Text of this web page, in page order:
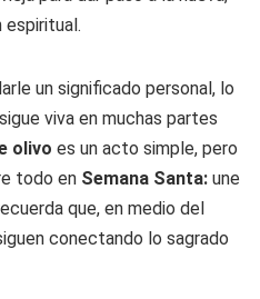
espiritual.
un significado personal, lo
viva en muchas partes
olivo es un acto simple, pero
todo en Semana Santa: une
que, en medio del
conectando lo sagrado